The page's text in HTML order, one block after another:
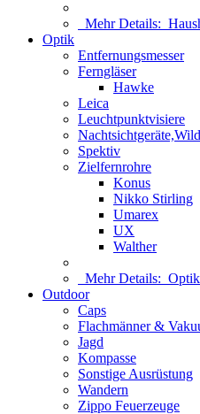
Mehr Details:
Optik
Entfernungsmesser
Ferngläser
Hawke
Leica
Leuchtpunktvisiere
Spektiv
Zielfernrohre
Konus
Nikko Stirling
Umarex
UX
Walther
Mehr Details: Optik
Outdoor
Caps
Flachmänner &
Jagd
Kompasse
Sonstige Ausrüstung
Wandern
Zippo Feuerzeuge